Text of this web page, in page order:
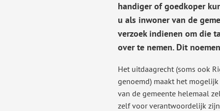
handiger of goedkoper
u als inwoner van de
verzoek indienen om die
over te nemen. Dit
Het uitdaagrecht (soms ook
genoemd) maakt het
van de gemeente helemaal
zelf voor verantwoordelijk